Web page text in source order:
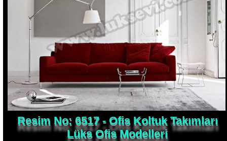
Resim No: 6517 - Ofis Koltuk Takımları
Lüks Ofis Modelleri